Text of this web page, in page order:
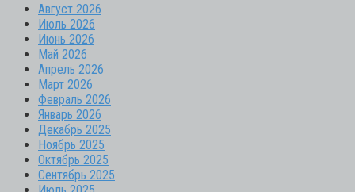
Август 2026
Июль 2026
Июнь 2026
Май 2026
Апрель 2026
Март 2026
Февраль 2026
Январь 2026
Декабрь 2025
Ноябрь 2025
Октябрь 2025
Сентябрь 2025